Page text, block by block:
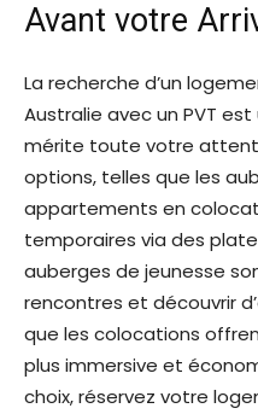
Avant votre
La recherche d’un
Australie avec un PVT
mérite toute votre
options, telles que les
appartements en
temporaires via des
auberges de jeunesse
rencontres et découvrir
que les colocations
plus immersive et
choix, réservez votre